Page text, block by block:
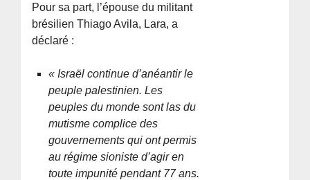
Pour sa part, l’épouse du militant
brésilien Thiago Avila, Lara, a
déclaré :
« Israël continue d’anéantir le
peuple palestinien. Les
peuples du monde sont las du
mutisme complice des
gouvernements qui ont permis
au régime sioniste d’agir en
toute impunité pendant 77 ans.